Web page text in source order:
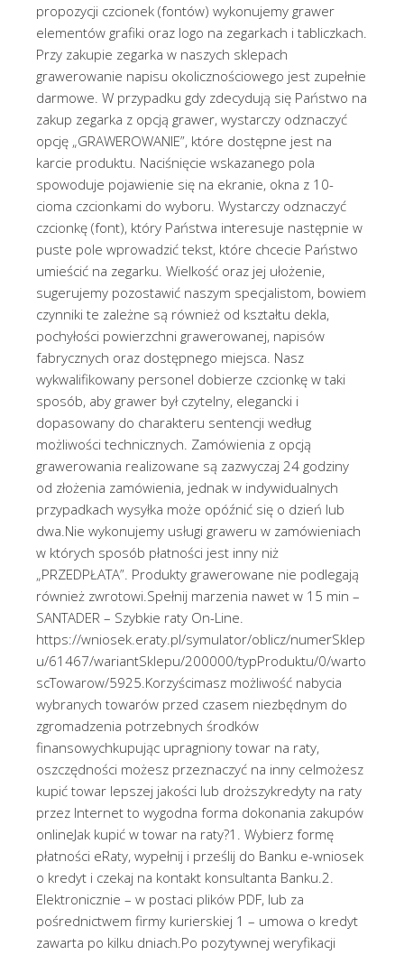
propozycji czcionek (fontów) wykonujemy grawer
elementów grafiki oraz logo na zegarkach i tabliczkach.
Przy zakupie zegarka w naszych sklepach
grawerowanie napisu okolicznościowego jest zupełnie
darmowe. W przypadku gdy zdecydują się Państwo na
zakup zegarka z opcją grawer, wystarczy odznaczyć
opcję „GRAWEROWANIE”, które dostępne jest na
karcie produktu. Naciśnięcie wskazanego pola
spowoduje pojawienie się na ekranie, okna z 10-
cioma czcionkami do wyboru. Wystarczy odznaczyć
czcionkę (font), który Państwa interesuje następnie w
puste pole wprowadzić tekst, które chcecie Państwo
umieścić na zegarku. Wielkość oraz jej ułożenie,
sugerujemy pozostawić naszym specjalistom, bowiem
czynniki te zależne są również od kształtu dekla,
pochyłości powierzchni grawerowanej, napisów
fabrycznych oraz dostępnego miejsca. Nasz
wykwalifikowany personel dobierze czcionkę w taki
sposób, aby grawer był czytelny, elegancki i
dopasowany do charakteru sentencji według
możliwości technicznych. Zamówienia z opcją
grawerowania realizowane są zazwyczaj 24 godziny
od złożenia zamówienia, jednak w indywidualnych
przypadkach wysyłka może opóźnić się o dzień lub
dwa.Nie wykonujemy usługi graweru w zamówieniach
w których sposób płatności jest inny niż
„PRZEDPŁATA”. Produkty grawerowane nie podlegają
również zwrotowi.Spełnij marzenia nawet w 15 min –
SANTADER – Szybkie raty On-Line.
https://wniosek.eraty.pl/symulator/oblicz/numerSklep
u/61467/wariantSklepu/200000/typProduktu/0/warto
scTowarow/5925.Korzyścimasz możliwość nabycia
wybranych towarów przed czasem niezbędnym do
zgromadzenia potrzebnych środków
finansowychkupując upragniony towar na raty,
oszczędności możesz przeznaczyć na inny celmożesz
kupić towar lepszej jakości lub droższykredyty na raty
przez Internet to wygodna forma dokonania zakupów
onlineJak kupić w towar na raty?1. Wybierz formę
płatności eRaty, wypełnij i prześlij do Banku e-wniosek
o kredyt i czekaj na kontakt konsultanta Banku.2.
Elektronicznie – w postaci plików PDF, lub za
pośrednictwem firmy kurierskiej 1 – umowa o kredyt
zawarta po kilku dniach.Po pozytywnej weryfikacji